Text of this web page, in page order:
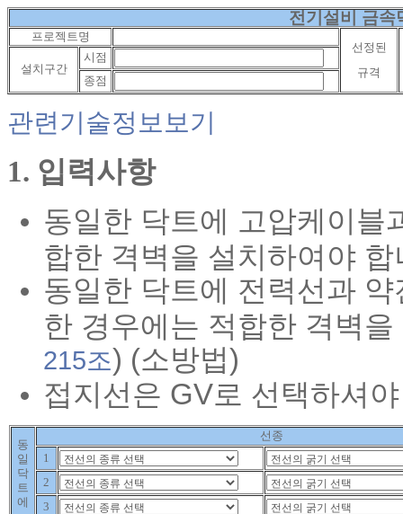
전기설비 금속
프로젝트명
선정된
규격
설치구간
시점
종점
관련기술정보보기
1. 입력사항
동일한 닥트에 고압케이블
합한 격벽을 설치하여야 합
동일한 닥트에 전력선과
한 경우에는 적합한 격벽
215조) (소방법)
접지선은 GV로 선택하셔
동
일
닥
트
에
선종
1
2
3